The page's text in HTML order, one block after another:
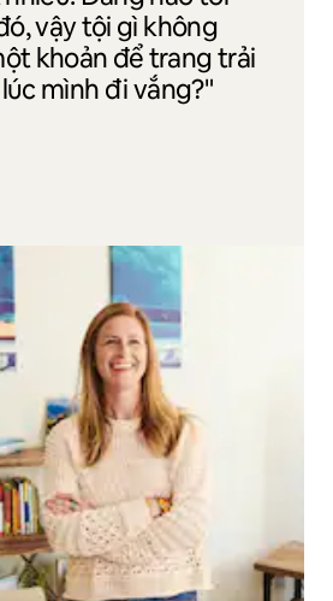
vậy tội gì không
khoản để trang trải
mình đi vắng?"